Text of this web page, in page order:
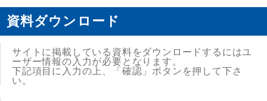
無線製品・受託開発
サポート
採用情報
資料ダウンロード
サイトに掲載している資料をダウンロードするにはユ
ーザー情報の入力が必要となります。
下記項目に入力の上、「確認」ボタンを押して下さ
い。